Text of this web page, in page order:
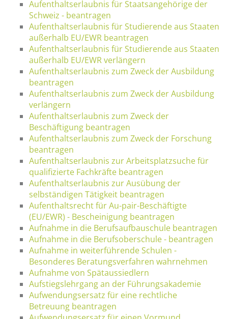
Aufenthaltserlaubnis für Staatsangehörige der
Schweiz - beantragen
Aufenthaltserlaubnis für Studierende aus Staaten
außerhalb EU/EWR beantragen
Aufenthaltserlaubnis für Studierende aus Staaten
außerhalb EU/EWR verlängern
Aufenthaltserlaubnis zum Zweck der Ausbildung
beantragen
Aufenthaltserlaubnis zum Zweck der Ausbildung
verlängern
Aufenthaltserlaubnis zum Zweck der
Beschäftigung beantragen
Aufenthaltserlaubnis zum Zweck der Forschung
beantragen
Aufenthaltserlaubnis zur Arbeitsplatzsuche für
qualifizierte Fachkräfte beantragen
Aufenthaltserlaubnis zur Ausübung der
selbständigen Tätigkeit beantragen
Aufenthaltsrecht für Au-pair-Beschäftigte
(EU/EWR) - Bescheinigung beantragen
Aufnahme in die Berufsaufbauschule beantragen
Aufnahme in die Berufsoberschule - beantragen
Aufnahme in weiterführende Schulen -
Besonderes Beratungsverfahren wahrnehmen
Aufnahme von Spätaussiedlern
Aufstiegslehrgang an der Führungsakademie
Aufwendungsersatz für eine rechtliche
Betreuung beantragen